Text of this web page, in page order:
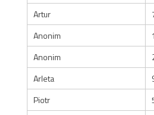
Artur
Anonim
Anonim
Arleta
Piotr